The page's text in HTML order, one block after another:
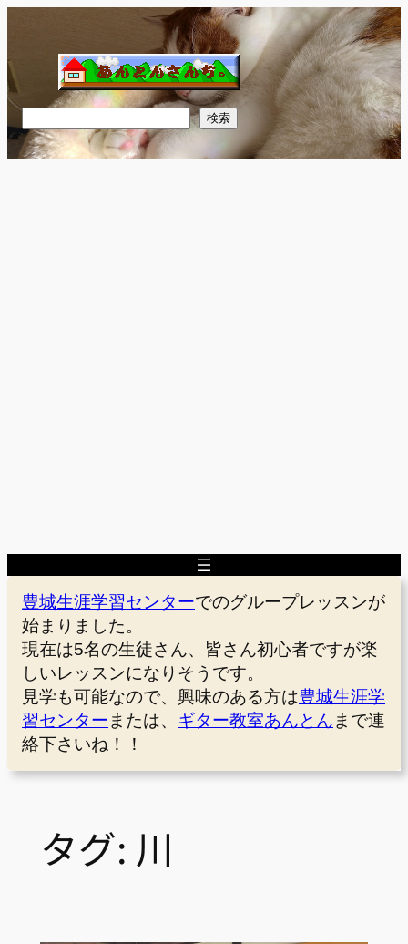
を
ス
キ
ッ
プ
索
検索
豊城生涯学習センターでのグループレッスンが
始まりました。
現在は5名の生徒さん、皆さん初心者ですが楽
しいレッスンになりそうです。
見学も可能なので、興味のある方は豊城生涯学
習センター または、 ギター教室あんとん まで連
絡下さいね！！
タグ: 川